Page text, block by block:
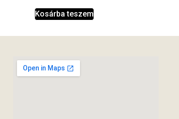
Kosárba teszem